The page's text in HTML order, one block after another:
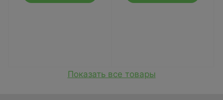
Показать все товары